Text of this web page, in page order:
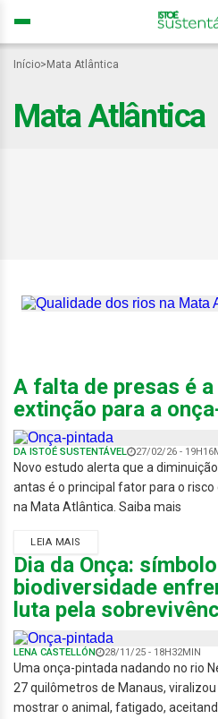
Início> Mata Atlântica
Mata Atlântica
A falta de presas é
extinção para a
DA ISTOÉ SUSTENTÁVEL 27/02/26 -
Novo estudo alerta que a
antas é o principal fator para o
na Mata Atlântica. Saiba mais
LEIA MAIS
Dia da Onça:
biodiversidade
luta pela
LENA CASTELLÓN 28/11/25 - 18H32MIN
Uma onça-pintada nadando no rio
27 quilômetros de Manaus,
mostrar o animal, fatigado,